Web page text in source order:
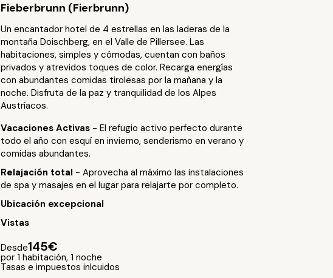
Fieberbrunn (Fierbrunn)
Un encantador hotel de 4 estrellas en las laderas de la
montaña Doischberg, en el Valle de Pillersee. Las
habitaciones, simples y cómodas, cuentan con baños
privados y atrevidos toques de color. Recarga energías
con abundantes comidas tirolesas por la mañana y la
noche. Disfruta de la paz y tranquilidad de los Alpes
Austríacos.
Vacaciones Activas - El refugio activo perfecto durante
todo el año con esquí en invierno, senderismo en verano y
comidas abundantes.
Relajación total - Aprovecha al máximo las instalaciones
de spa y masajes en el lugar para relajarte por completo.
Ubicación excepcional
Vistas
Desde145€
por 1 habitación, 1 noche
Tasas e impuestos inlcuidos